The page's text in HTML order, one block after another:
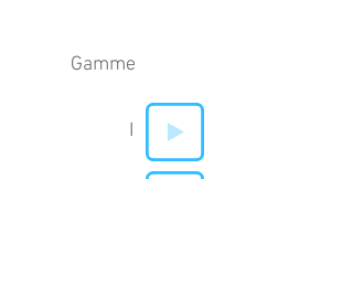
Gamme
I